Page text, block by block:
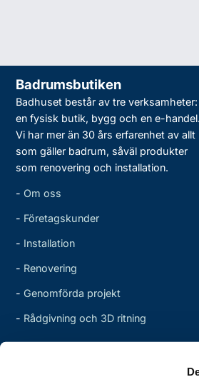
Badrumsbutiken
Badhuset består av tre verksamheter:
en fysisk butik, bygg och en e-handel.
Vi har mer än 30 års erfarenhet av allt
som gäller badrum, såväl produkter
som renovering och installation.
- Om oss
- Företagskunder
- Installation
- Renovering
- Genomförda projekt
- Rådgivning och 3D ritning